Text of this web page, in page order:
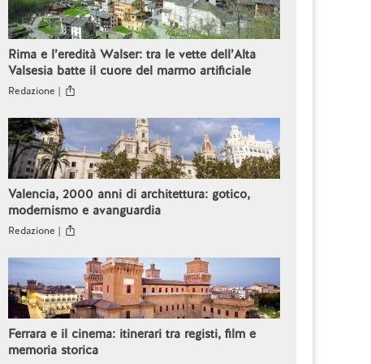
Rima e l’eredità Walser: tra le vette dell’Alta
Valsesia batte il cuore del marmo artificiale
Redazione |
Valencia, 2000 anni di architettura: gotico,
modernismo e avanguardia
Redazione |
Ferrara e il cinema: itinerari tra registi, film e
memoria storica